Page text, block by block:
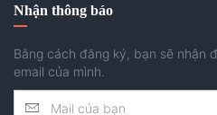
Nhận thông báo
Bằng cách đăng ký, bạn sẽ nhận
email của mình.